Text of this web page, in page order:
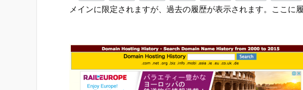
メインに限定されますが、過去の履歴が表示されます。ここに